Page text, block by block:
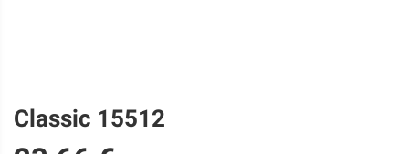
Zum
Anfang
der
Classic 15512